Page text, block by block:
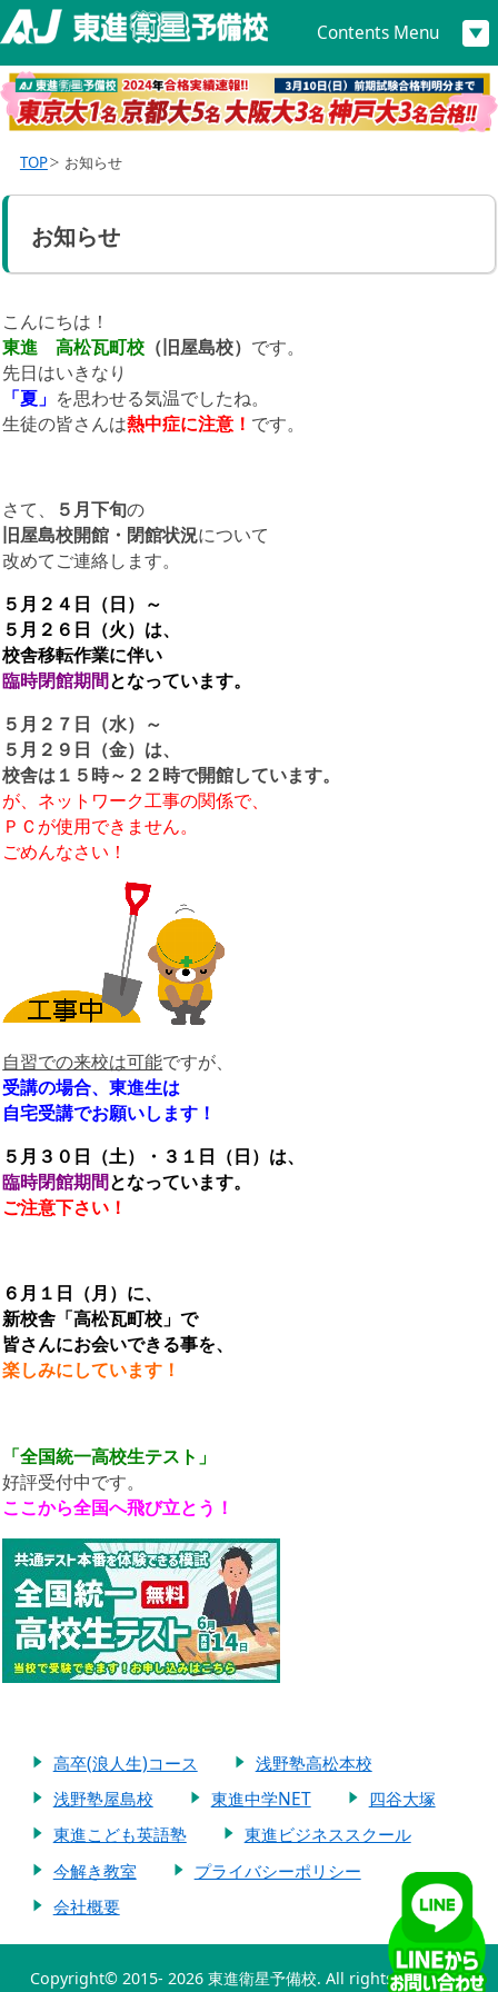
Contents Menu
TOP お知らせ
お知らせ
こんにちは！
東進 高松瓦町校 （旧屋島校） です。
先日はいきなり
「夏」 を思わせる気温でしたね。
生徒の皆さんは熱中症に注意！ です。
さて、 ５月下旬の
旧屋島校開館・閉館状況について
改めてご連絡します。
５月２４日（日）～
５月２６日（火）は、
校舎移転作業に伴い
臨時閉館期間となっています。
５月２７日（水）～
５月２９日（金）は、
校舎は１５時～２２時で開館しています。
が、ネットワーク工事の関係で、
ＰＣが使用できません。
ごめんなさい！
自習での来校は可能ですが、
受講の場合、東進生は
自宅受講でお願いします！
５月３０日（土）・３１日（日）は、
臨時閉館期間となっています。
ご注意下さい！
６月１日（月）に、
新校舎「高松瓦町校」で
皆さんにお会いできる事を、
楽しみにしています！
「全国統一高校生テスト」
好評受付中です。
ここから全国へ飛び立とう！
高卒(浪人生)コース
浅野塾高松本校
浅野塾屋島校
東進中学NET
四谷大塚
東進こども英語塾
東進ビジネススクール
今解き教室
プライバシーポリシー
会社概要
Copyright© 2015- 2026 東進衛星予備校. All rights reserved.